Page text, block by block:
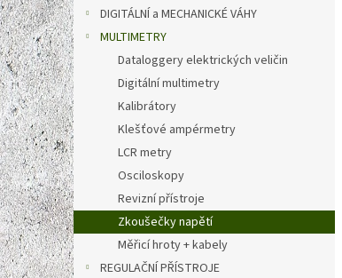
e
l
DIGITÁLNÍ a MECHANICKÉ VÁHY
MULTIMETRY
Dataloggery elektrických veličin
Digitální multimetry
Kalibrátory
Klešťové ampérmetry
LCR metry
Osciloskopy
Revizní přístroje
Zkoušečky napětí
Měřicí hroty + kabely
REGULAČNÍ PŘÍSTROJE